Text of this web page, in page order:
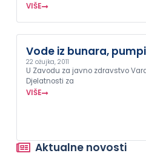
VIŠE
Vode iz bunara, pumpi
22 ožujka, 2011
U Zavodu za javno zdravstvo
Djelatnosti za
VIŠE
Aktualne novosti